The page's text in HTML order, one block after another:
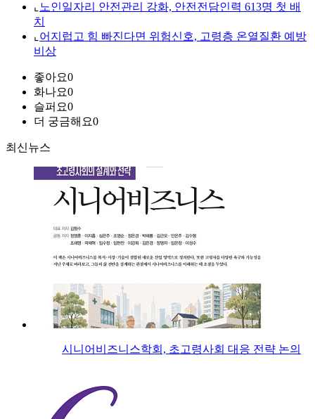
⌞ 노인일자리 안전관리 강화, 안전전담인력 613명 첫 배
치
⌞ 어지럽고 힘 빠진다면 위험신호, 고령층 온열질환 예방
비상
좋아요0
화나요0
슬퍼요0
더 궁금해요0
최신뉴스
시니어비즈니스학회, 초고령사회 대응 전략 논의